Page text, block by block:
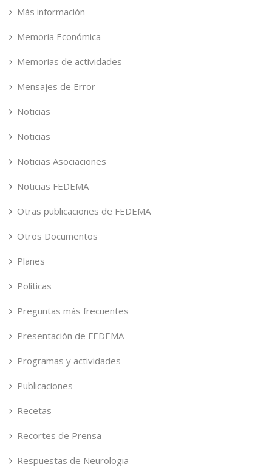
Más información
Memoria Económica
Memorias de actividades
Mensajes de Error
Noticias
Noticias
Noticias Asociaciones
Noticias FEDEMA
Otras publicaciones de FEDEMA
Otros Documentos
Planes
Políticas
Preguntas más frecuentes
Presentación de FEDEMA
Programas y actividades
Publicaciones
Recetas
Recortes de Prensa
Respuestas de Neurologia